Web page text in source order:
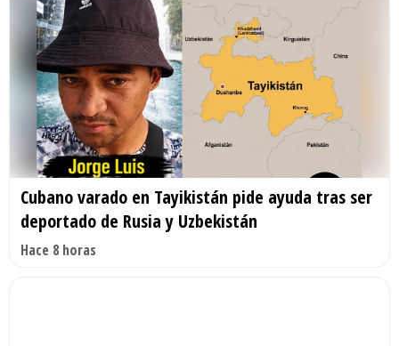
Cubano varado en Tayikistán pide ayuda tras ser
deportado de Rusia y Uzbekistán
Hace 8 horas